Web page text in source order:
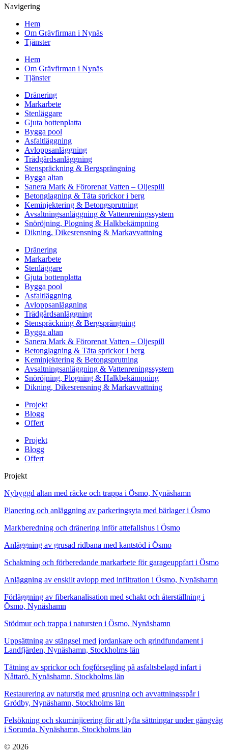
Navigering
Hem
Om Grävfirman i Nynäs
Tjänster
Hem
Om Grävfirman i Nynäs
Tjänster
Dränering
Markarbete
Stenläggare
Gjuta bottenplatta
Bygga pool
Asfaltläggning
Avloppsanläggning
Trädgårdsanläggning
Stenspräckning & Bergsprängning
Bygga altan
Sanera Mark & Förorenat Vatten – Oljespill
Betonglagning & Täta sprickor i berg
Keminjektering & Betongsprutning
Avsaltningsanläggning & Vattenreningssystem
Snöröjning, Plogning & Halkbekämpning
Dikning, Dikesrensning & Markavvattning
Dränering
Markarbete
Stenläggare
Gjuta bottenplatta
Bygga pool
Asfaltläggning
Avloppsanläggning
Trädgårdsanläggning
Stenspräckning & Bergsprängning
Bygga altan
Sanera Mark & Förorenat Vatten – Oljespill
Betonglagning & Täta sprickor i berg
Keminjektering & Betongsprutning
Avsaltningsanläggning & Vattenreningssystem
Snöröjning, Plogning & Halkbekämpning
Dikning, Dikesrensning & Markavvattning
Projekt
Blogg
Offert
Projekt
Blogg
Offert
Projekt
Nybyggd altan med räcke och trappa i Ösmo, Nynäshamn
Planering och anläggning av parkeringsyta med bärlager i Ösmo
Markberedning och dränering inför attefallshus i Ösmo
Anläggning av grusad ridbana med kantstöd i Ösmo
Schaktning och förberedande markarbete för garageuppfart i Ösmo
Anläggning av enskilt avlopp med infiltration i Ösmo, Nynäshamn
Förläggning av fiberkanalisation med schakt och återställning i
Ösmo, Nynäshamn
Stödmur och trappa i natursten i Ösmo, Nynäshamn
Uppsättning av stängsel med jordankare och grindfundament i
Landfjärden, Nynäshamn, Stockholms län
Tätning av sprickor och fogförsegling på asfaltsbelagd infart i
Nåttarö, Nynäshamn, Stockholms län
Restaurering av naturstig med grusning och avvattningsspår i
Grödby, Nynäshamn, Stockholms län
Felsökning och skuminjicering för att lyfta sättningar under gångväg
i Sorunda, Nynäshamn, Stockholms län
© 2026